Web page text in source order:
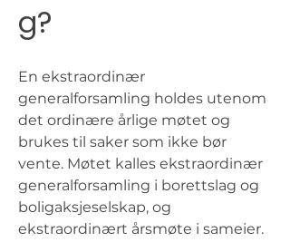
g?
En ekstraordinær
generalforsamling holdes utenom
det ordinære årlige møtet og
brukes til saker som ikke bør
vente. Møtet kalles ekstraordinær
generalforsamling i borettslag og
boligaksjeselskap, og
ekstraordinært årsmøte i sameier.